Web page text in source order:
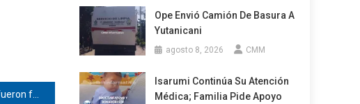
Ope Envió Camión De Basura A
Yutanicani
agosto 8, 2026 CMM
Isarumi Continúa Su Atención
Médica; Familia Pide Apoyo